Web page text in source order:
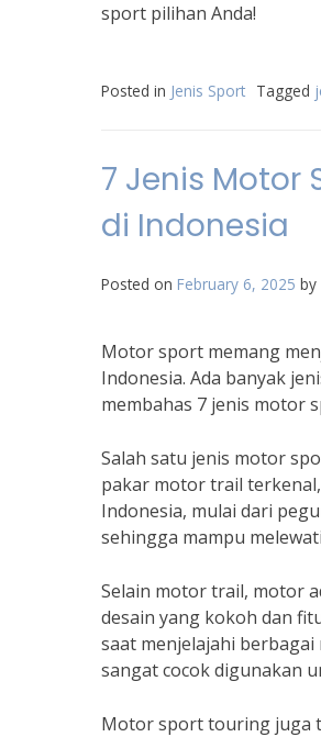
sport pilihan Anda!
Posted in Jenis Sport Tagged
7 Jenis Motor
di Indonesia
Posted on February 6, 2025 by
Motor sport memang
Indonesia. Ada banyak
membahas 7 jenis motor
Salah satu jenis motor
pakar motor trail
Indonesia, mulai dari
sehingga mampu
Selain motor trail, motor
desain yang kokoh dan
saat menjelajahi
sangat cocok digunakan
Motor sport touring juga